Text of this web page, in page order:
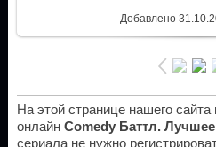
Добавлено
На этой странице нашего
онлайн Comedy Баттл.
сериала не нужно